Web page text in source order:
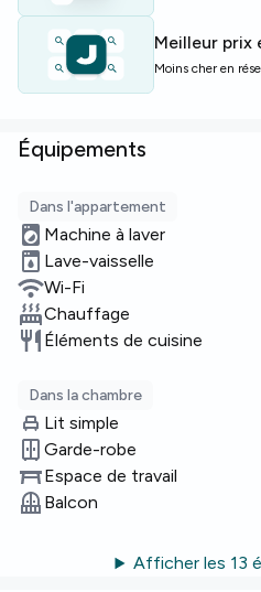
Offres limitées — réservez
Meilleur prix
Moins cher en
Équipements
Dans l'appartement
Machine à laver
Lave-vaisselle
Wi-Fi
Chauffage
Éléments de cuisine
Dans la chambre
Lit simple
Garde-robe
Espace de travail
Balcon
Afficher les 13